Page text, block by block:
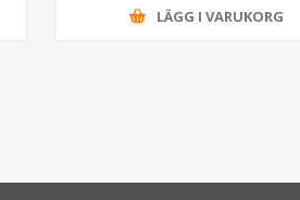
LÄGG I VARUKORG